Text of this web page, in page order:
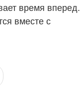
время вперед.
вместе с